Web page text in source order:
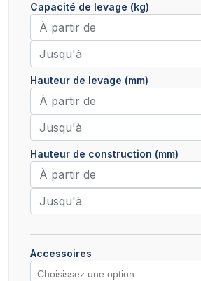
Capacité de levage (kg)
Hauteur de levage (mm)
Hauteur de construction (mm)
Accessoires